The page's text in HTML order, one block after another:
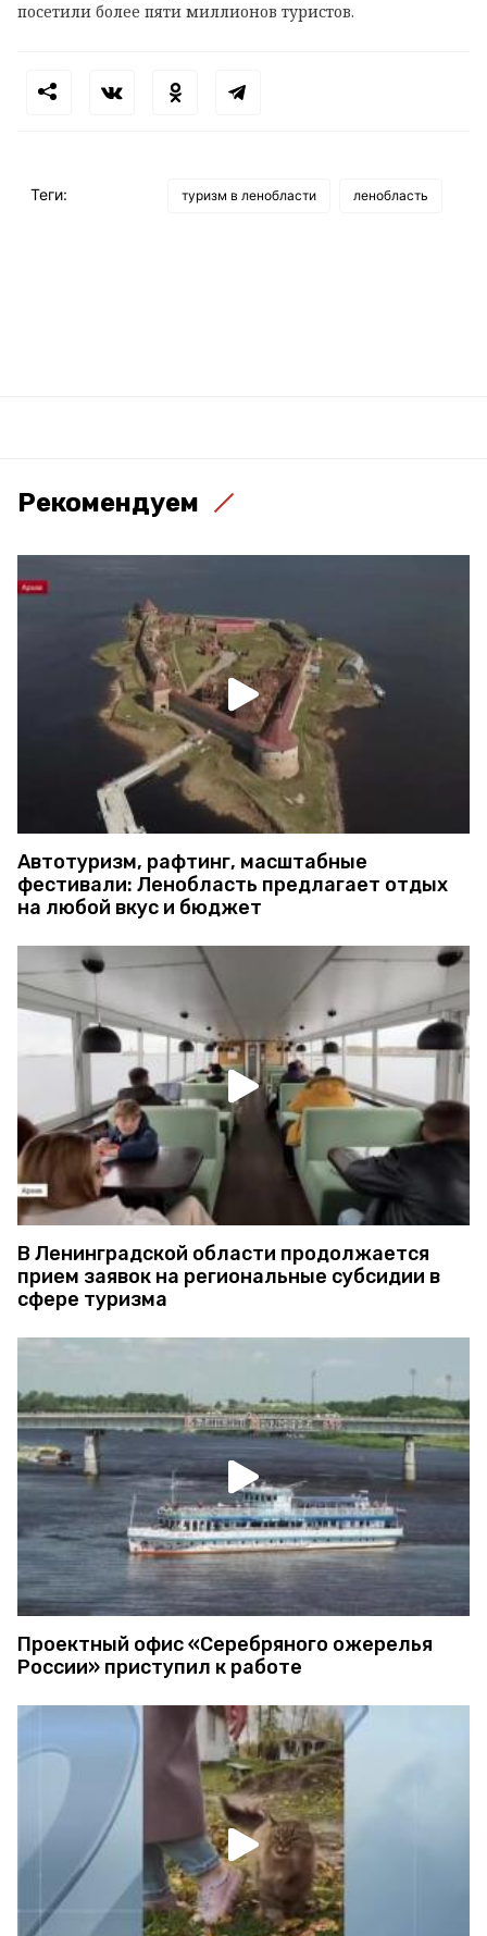
посетили более пяти миллионов туристов.
Теги: туризм в ленобласти ленобласть
Рекомендуем
Автотуризм, рафтинг, масштабные
фестивали: Ленобласть предлагает отдых
на любой вкус и бюджет
В Ленинградской области продолжается
прием заявок на региональные субсидии в
сфере туризма
Проектный офис «Серебряного ожерелья
России» приступил к работе